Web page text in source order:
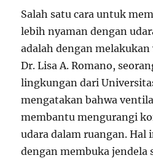
Salah satu cara untuk
lebih nyaman dengan
adalah dengan
Dr. Lisa A. Romano,
lingkungan dari
mengatakan bahwa
membantu mengurangi
udara dalam ruangan. Hal
dengan membuka jendela